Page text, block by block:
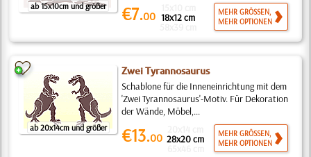
ab 15x10cm und größer €7.00 18x12 cm
MEHR GRÖSSEN,
MEHR OPTIONEN
ab 20x14cm und größer
Zwei Tyrannosaurus
Schablone für die Inneneinrichtung mit dem
'Zwei Tyrannosaurus'-Motiv. Für Dekoration
der Wände, Möbel,...
€13.00 28x20 cm
MEHR GRÖSSEN,
MEHR OPTIONEN